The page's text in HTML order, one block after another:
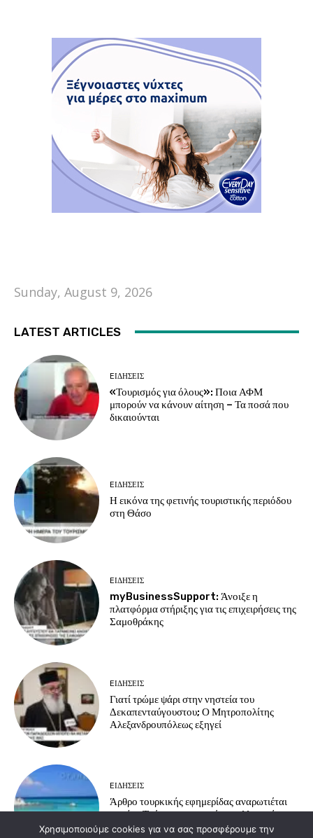
Sunday, August 9, 2026
LATEST ARTICLES
EΙΔΗΣΕΙΣ
«Τουρισμός για όλους»: Ποια ΑΦΜ
μπορούν να κάνουν αίτηση – Τα ποσά που
δικαιούνται
EΙΔΗΣΕΙΣ
Η εικόνα της φετινής τουριστικής περιόδου
στη Θάσο
EΙΔΗΣΕΙΣ
myBusinessSupport: Άνοιξε η
πλατφόρμα στήριξης για τις επιχειρήσεις της
Σαμοθράκης
EΙΔΗΣΕΙΣ
Γιατί τρώμε ψάρι στην νηστεία του
Δεκαπενταύγουστου; Ο Μητροπολίτης
Αλεξανδρουπόλεως εξηγεί
EΙΔΗΣΕΙΣ
Άρθρο τουρκικής εφημερίδας αναρωτιέται
γιατί οι Τούρκοι προτιμούν τα ελληνικά
νησιά για διακοπές
Χρησιμοποιούμε cookies για να σας προσφέρουμε την